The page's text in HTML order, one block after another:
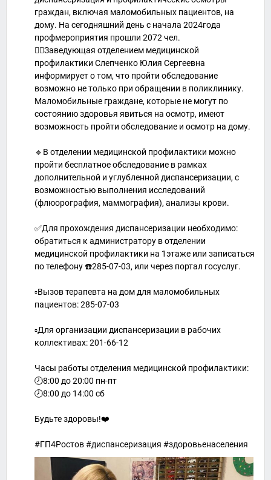
граждан, включая маломобильных пациентов, на
дому. На сегодняшний день с начала 2024года
профмероприятия прошли 2072 чел.
👩‍⚕️Заведующая отделением медицинской
профилактики Слепченко Юлия Сергеевна
информирует о том, что пройти обследование
возможно не только при обращении в поликлинику.
Маломобильные граждане, которые не могут по
состоянию здоровья явиться на осмотр, имеют
возможность пройти обследование и осмотр на дому.
🔹В отделении медицинской профилактики можно
пройти бесплатное обследование в рамках
дополнительной и углубленной диспансеризации, с
возможностью выполнения исследований
(флюорография, маммография), анализы крови.
✅Для прохождения диспансеризации необходимо:
обратиться к администратору в отделении
медицинской профилактики на 1этаже или записаться
по телефону ☎️285-07-03, или через портал госуслуг.
▫️Вызов терапевта на дом для маломобильных
пациентов: 285-07-03
▫️Для организации диспансеризации в рабочих
коллективах: 201-66-12
Часы работы отделения медицинской профилактики:
🕗8:00 до 20:00 пн-пт
🕗8:00 до 14:00 сб
Будьте здоровы!❤️
#ГП4Ростов #диспансеризация #здоровьенаселения